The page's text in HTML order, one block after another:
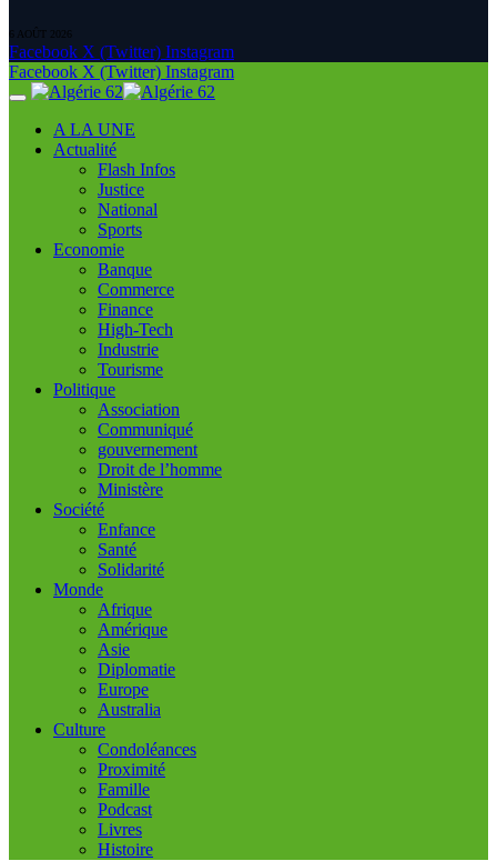
6 AOÛT 2026
Facebook X (Twitter) Instagram
Facebook X (Twitter) Instagram
A LA UNE
Actualité
Flash Infos
Justice
National
Sports
Economie
Banque
Commerce
Finance
High-Tech
Industrie
Tourisme
Politique
Association
Communiqué
gouvernement
Droit de l’homme
Ministère
Société
Enfance
Santé
Solidarité
Monde
Afrique
Amérique
Asie
Diplomatie
Europe
Australia
Culture
Condoléances
Proximité
Famille
Podcast
Livres
Histoire